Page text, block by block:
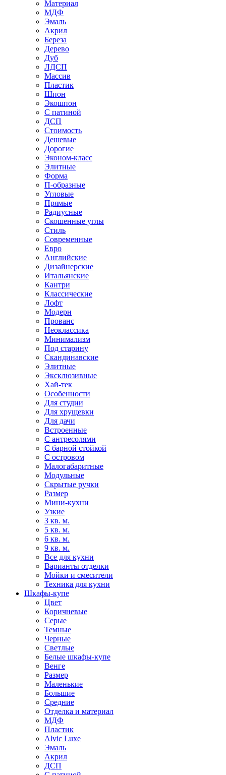
Материал
МДФ
Эмаль
Акрил
Береза
Дерево
Дуб
ЛДСП
Массив
Пластик
Шпон
Экошпон
С патиной
ДСП
Стоимость
Дешевые
Дорогие
Эконом-класс
Элитные
Форма
П-образные
Угловые
Прямые
Радиусные
Скошенные углы
Стиль
Современные
Евро
Английские
Дизайнерские
Итальянские
Кантри
Классические
Лофт
Модерн
Прованс
Неоклассика
Минимализм
Под старину
Скандинавские
Элитные
Эксклюзивные
Хай-тек
Особенности
Для студии
Для хрущевки
Для дачи
Встроенные
С антресолями
С барной стойкой
С островом
Малогабаритные
Модульные
Скрытые ручки
Размер
Мини-кухни
Узкие
3 кв. м.
5 кв. м.
6 кв. м.
9 кв. м.
Все для кухни
Варианты отделки
Мойки и смесители
Техника для кухни
Шкафы-купе
Цвет
Коричневые
Серые
Темные
Черные
Светлые
Белые шкафы-купе
Венге
Размер
Маленькие
Большие
Средние
Отделка и материал
МДФ
Пластик
Alvic Luxe
Эмаль
Акрил
ДСП